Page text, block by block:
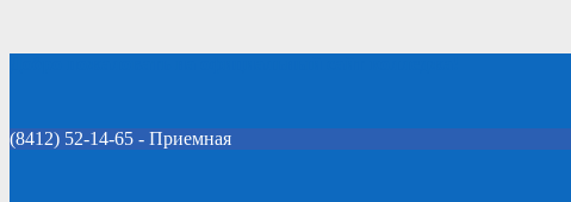
(8412) 52-14-65 - Приемная